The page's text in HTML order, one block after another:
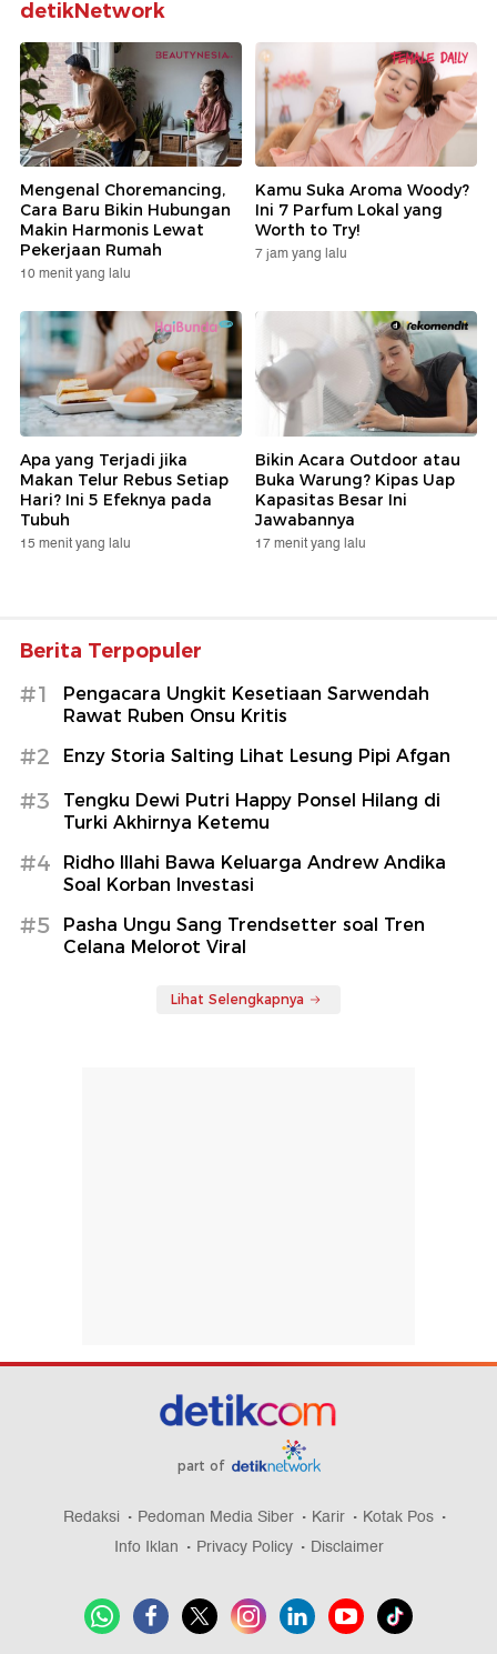
detikNetwork
Mengenal Choremancing,
Cara Baru Bikin Hubungan
Makin Harmonis Lewat
Pekerjaan Rumah
10 menit yang lalu
Kamu Suka Aroma Woody?
Ini 7 Parfum Lokal yang
Worth to Try!
7 jam yang lalu
Apa yang Terjadi jika
Makan Telur Rebus Setiap
Hari? Ini 5 Efeknya pada
Tubuh
15 menit yang lalu
Bikin Acara Outdoor atau
Buka Warung? Kipas Uap
Kapasitas Besar Ini
Jawabannya
17 menit yang lalu
Berita Terpopuler
#1
Pengacara Ungkit Kesetiaan Sarwendah
Rawat Ruben Onsu Kritis
#2 Enzy Storia Salting Lihat Lesung Pipi Afgan
#3
Tengku Dewi Putri Happy Ponsel Hilang di
Turki Akhirnya Ketemu
#4
Ridho Illahi Bawa Keluarga Andrew Andika
Soal Korban Investasi
#5
Pasha Ungu Sang Trendsetter soal Tren
Celana Melorot Viral
Lihat Selengkapnya
part of
Redaksi Pedoman Media Siber Karir
Kotak Pos
Info Iklan
Privacy Policy Disclaimer